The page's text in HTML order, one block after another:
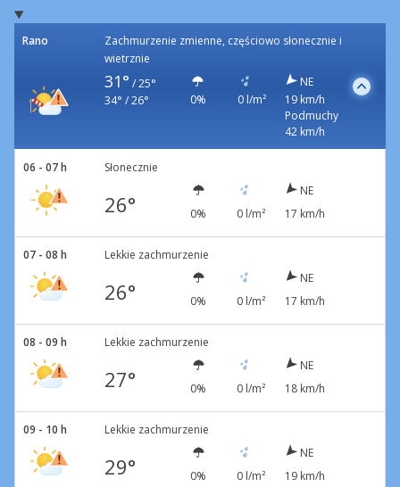
Rano
Zachmurzenie zmienne, częściowo słonecznie i
wietrznie
31° / 25°
34° / 26°
0% 0 l/m²
NE
19 km/h
Podmuchy
42 km/h
06 - 07 h Słonecznie
26° 0% 0 l/m²
NE
17 km/h
07 - 08 h Lekkie zachmurzenie
26° 0% 0 l/m²
NE
17 km/h
08 - 09 h Lekkie zachmurzenie
27° 0% 0 l/m²
NE
18 km/h
09 - 10 h Lekkie zachmurzenie
29° 0% 0 l/m²
NE
19 km/h